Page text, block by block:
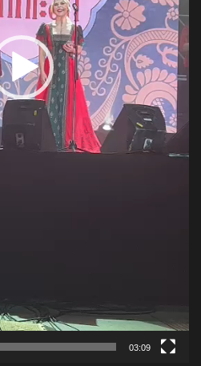
03:09